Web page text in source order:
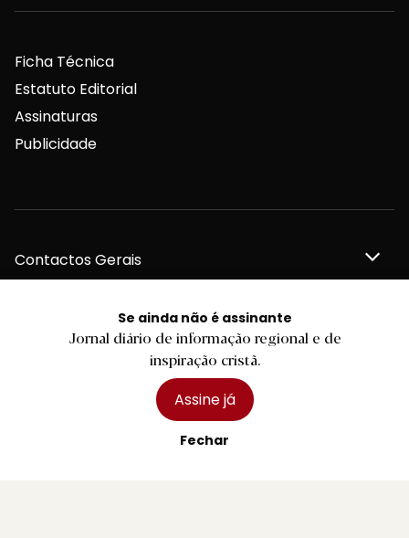
Se ainda não é assinante
Jornal diário de informação regional e de
inspiração cristã.
Assine já
Fechar
Ficha Técnica
Estatuto Editorial
Assinaturas
Publicidade
Contactos Gerais
Redação
Departamento Comercial